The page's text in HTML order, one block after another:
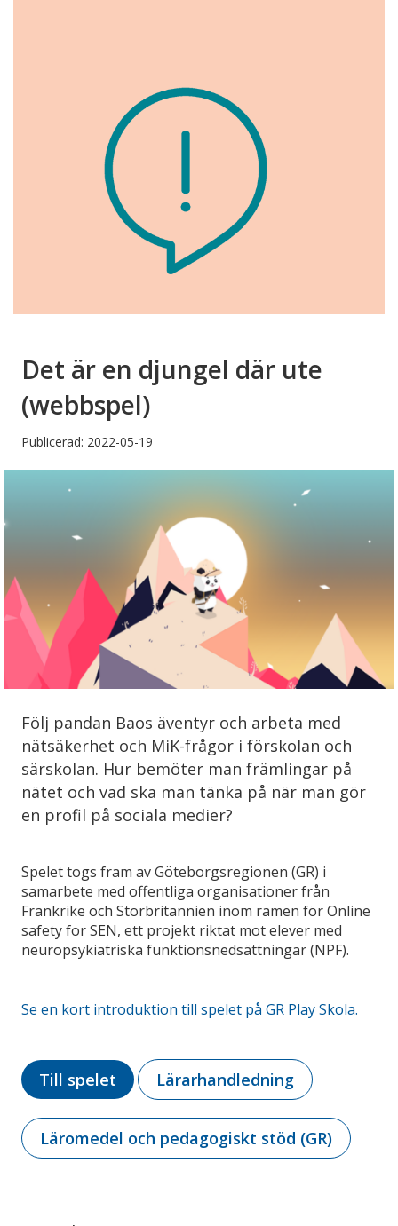
Det är en djungel där ute
(webbspel)
Publicerad: 2022-05-19
Följ pandan Baos äventyr och arbeta med
nätsäkerhet och MiK-frågor i förskolan och
särskolan. Hur bemöter man främlingar på
nätet och vad ska man tänka på när man gör
en profil på sociala medier?
Spelet togs fram av Göteborgsregionen (GR) i
samarbete med offentliga organisationer från
Frankrike och Storbritannien inom ramen för Online
safety for SEN, ett projekt riktat mot elever med
neuropsykiatriska funktionsnedsättningar (NPF).
Se en kort introduktion till spelet på GR Play Skola.
Till spelet Lärarhandledning
Läromedel och pedagogiskt stöd (GR)